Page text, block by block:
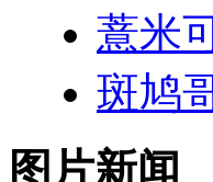
薏米
斑鸠
图片新闻